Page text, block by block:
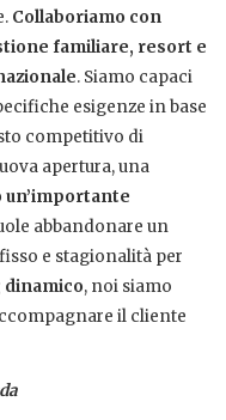
Collaboriamo con
familiare, resort e
. Siamo capaci
esigenze in base
competitivo di
apertura, una
abbandonare un
e stagionalità per
, noi siamo
il cliente